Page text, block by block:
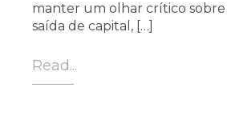
manter um olhar crítico sobre
saída de capital, […]
Read...